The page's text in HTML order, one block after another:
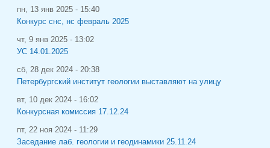
пн, 13 янв 2025 - 15:40
Конкурс снс, нс февраль 2025
чт, 9 янв 2025 - 13:02
УС 14.01.2025
сб, 28 дек 2024 - 20:38
Петербургский институт геологии выставляют на улицу
вт, 10 дек 2024 - 16:02
Конкурсная комиссия 17.12.24
пт, 22 ноя 2024 - 11:29
Заседание лаб. геологии и геодинамики 25.11.24